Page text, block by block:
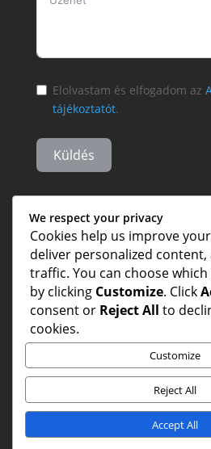
Elolvastam és elfogadom az
tájékoztatót.
Küldés
We respect your privacy
Cookies help us improve
deliver personalized content,
traffic. You can choose
by clicking Customize. Click
consent or Reject All to
cookies.
Customize
Reject All
Accept All